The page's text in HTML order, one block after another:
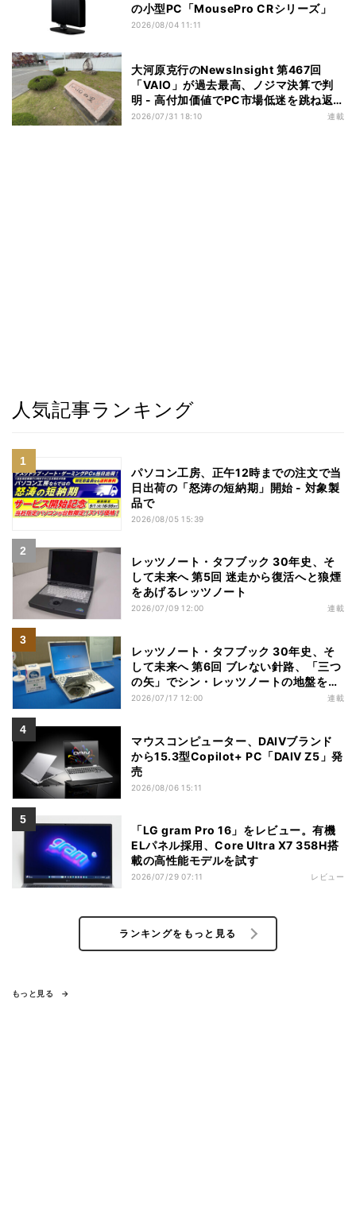
の小型PC「MousePro CRシリーズ」
2026/08/04 11:11
大河原克行のNewsInsight 第467回
「VAIO」が過去最高、ノジマ決算で判
明 - 高付加価値でPC市場低迷を跳ね返
す
2026/07/31 18:10 連載
人気記事ランキング
パソコン工房、正午12時までの注文で当
日出荷の「怒涛の短納期」開始 - 対象製
品で
2026/08/05 15:39
レッツノート・タフブック 30年史、そ
して未来へ 第5回 迷走から復活へと狼煙
をあげるレッツノート
2026/07/09 12:00 連載
レッツノート・タフブック 30年史、そ
して未来へ 第6回 ブレない針路、「三つ
の矢」でシン・レッツノートの地盤を築
く
2026/07/17 12:00 連載
マウスコンピューター、DAIVブランド
から15.3型Copilot+ PC「DAIV Z5」発
売
2026/08/06 15:11
「LG gram Pro 16」をレビュー。有機
ELパネル採用、Core Ultra X7 358H搭
載の高性能モデルを試す
2026/07/29 07:11 レビュー
ランキングをもっと見る
もっと見る